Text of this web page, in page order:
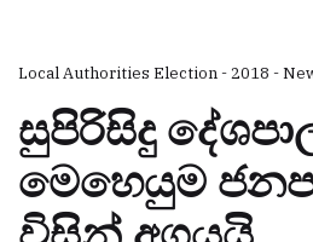
Local Authorities Election - 2018 -
සුපිරිසිදු
මෙහෙයුම